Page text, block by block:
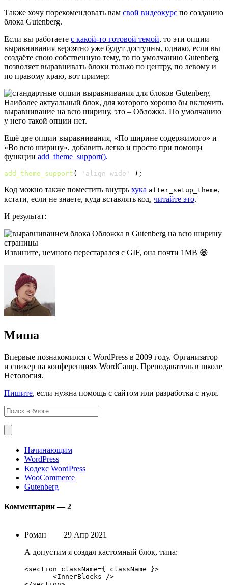
Также хочу порекомендовать вам свой видеокурс по созданию
блока Gutenberg.
Если вы работаете с какой-то готовой темой, то эти опции
выравнивания вероятно уже будут доступны, однако, если вы
создаёте свою собственную тему, то по умолчанию Gutenberg
позволяет выравнивать блоки только по центру, по левому и
по правому краю, вот пример:
Наиболее актуальный блок, для которого хорошо бы включить
выравнивание на всю ширину, это – Обложка. По умолчанию
у него такой опции нет.
Ещё две опции выравнивания, «По ширине содержимого» и
«Во всю ширину», добавить легко и просто при помощи
функции add_theme_support().
add_theme_support ( 'align-wide' ) ;
Код можно также поместить внутрь хука after_setup_theme,
кстати, если не знаете, куда вставлять код, читайте это.
И результат:
Извините, немного перестарался с GIF, она почти 1MB 😁
Миша
Впервые познакомился с WordPress в 2009 году. Организатор
и спикер на конференциях WordCamp. Преподаватель в школе
Нетология.
Пишите, если нужна помощь с сайтом или разработка с нуля.
Начинающим
WordPress
Кодекс WordPress
WooCommerce
Gutenberg
Комментарии —2
Роман
29 Апр 2021
А допустим я создал кастомный блок, типа:
<section className={ className }>
       <InnerBlocks />